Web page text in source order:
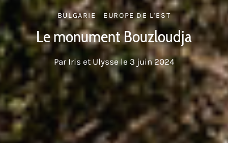
BULGARIE EUROPE DE L'EST
Le monument Bouzloudja
Par Iris et Ulysse le 3 juin 2024